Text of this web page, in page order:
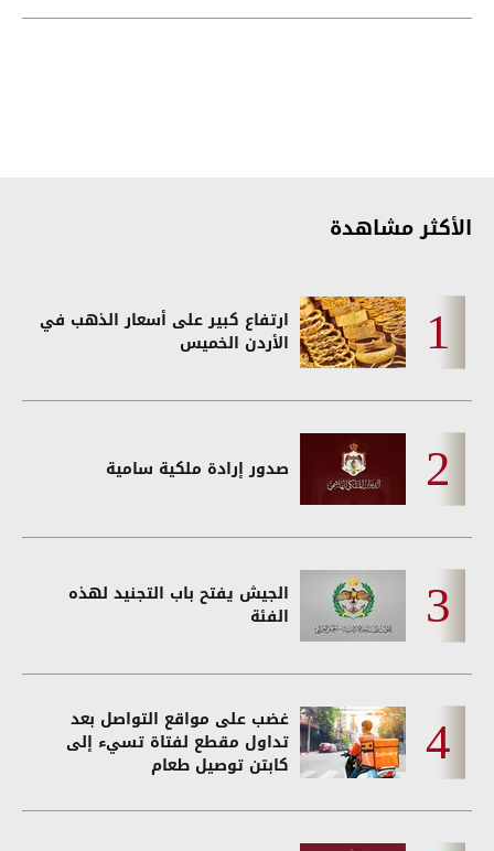
الأكثر مشاهدة
ارتفاع كبير على أسعار الذهب في
الأردن الخميس
صدور إرادة ملكية سامية
الجيش يفتح باب التجنيد لهذه
الفئة
غضب على مواقع التواصل بعد
تداول مقطع لفتاة تسيء إلى
كابتن توصيل طعام